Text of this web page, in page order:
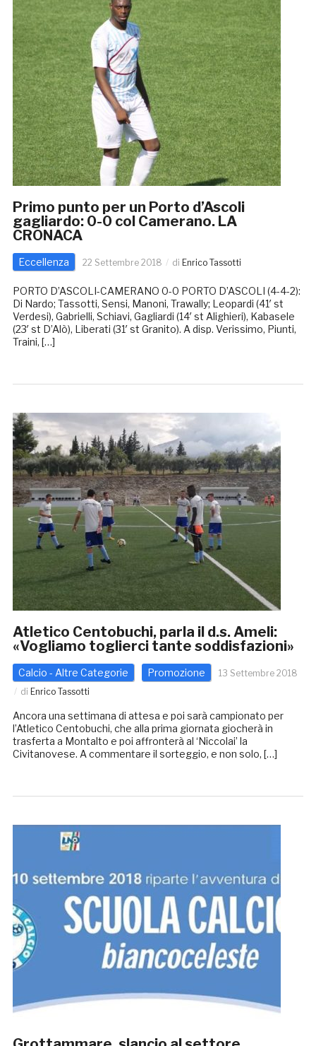
Primo punto per un Porto d’Ascoli
gagliardo: 0-0 col Camerano. LA
CRONACA
Eccellenza 22 Settembre 2018 di Enrico Tassotti
PORTO D’ASCOLI-CAMERANO 0-0 PORTO D’ASCOLI (4-4-2):
Di Nardo; Tassotti, Sensi, Manoni, Trawally; Leopardi (41′ st
Verdesi), Gabrielli, Schiavi, Gagliardi (14′ st Alighieri), Kabasele
(23′ st D’Alò), Liberati (31′ st Granito). A disp. Verissimo, Piunti,
Traini, […]
Atletico Centobuchi, parla il d.s. Ameli:
«Vogliamo toglierci tante soddisfazioni»
Calcio - Altre Categorie Promozione
13 Settembre 2018
di Enrico Tassotti
Ancora una settimana di attesa e poi sarà campionato per
l’Atletico Centobuchi, che alla prima giornata giocherà in
trasferta a Montalto e poi affronterà al ‘Niccolai’ la
Civitanovese. A commentare il sorteggio, e non solo, […]